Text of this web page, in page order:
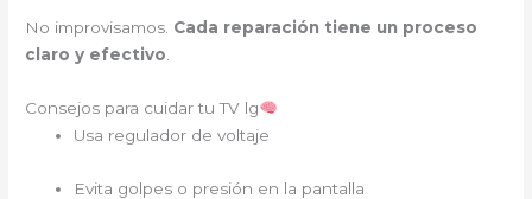
No improvisamos. Cada reparación tiene un proceso
claro y efectivo
Consejos para cuidar tu TV lg
Usa regulador de voltaje
Evita golpes o presión en la pantalla